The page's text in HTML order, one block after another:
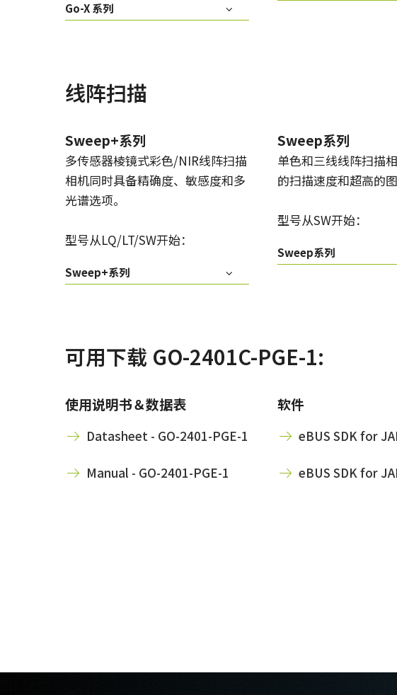
Go-X 系列
线阵扫描
Sweep+系列
多传感器棱镜式彩色/NIR线阵扫描
相机同时具备精确度、敏感度和多
光谱选项。
型号从LQ/LT/SW开始：
Sweep+系列
Sweep系列
单色和三线线阵扫描
的扫描速度和超高的图
型号从SW开始：
Sweep系列
可用下载 GO-2401C-PGE-1:
使用说明书＆数据表
Datasheet - GO-2401-PGE-1
Manual - GO-2401-PGE-1
软件
eBUS SDK for
eBUS SDK for